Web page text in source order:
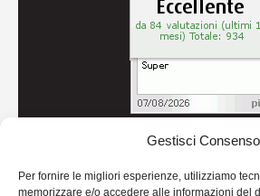
Gestisci Consenso
Per fornire le migliori esperienze, utilizziamo
memorizzare e/o accedere alle informazioni del
Credits